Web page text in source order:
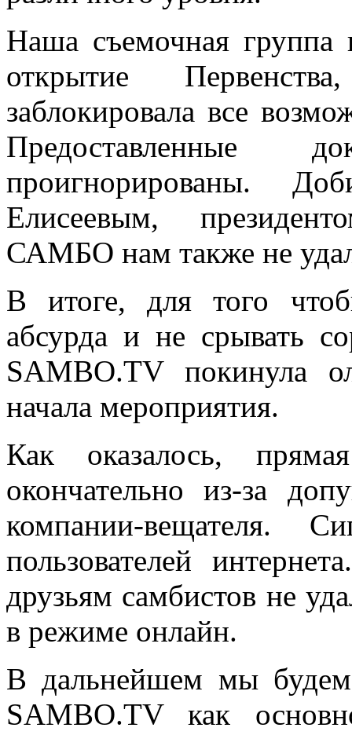
Наша съемочная группа
открытие
заблокировала все
Предоставленные
проигнорированы.
Елисеевым,
САМБО нам также не
В итоге, для того
абсурда и не срывать
SAMBO.TV покинула
начала мероприятия.
Как оказалось,
окончательно из-за
компании-вещателя.
пользователей
друзьям самбистов не
в режиме онлайн.
В дальнейшем мы будем
SAMBO.TV как